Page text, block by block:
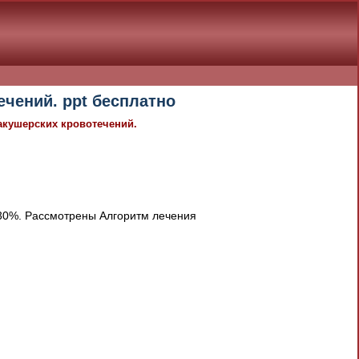
ppt бесплатно
кровотечений.
Рассмотрены Алгоритм лечения